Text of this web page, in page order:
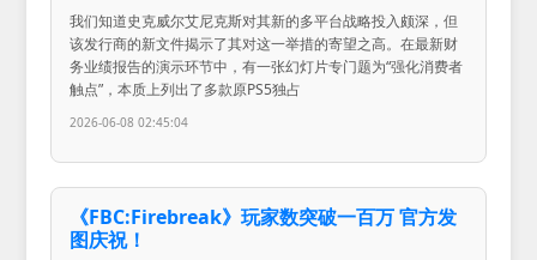
我们知道史克威尔艾尼克斯对其新的多平台战略投入颇深，但
该发行商的新文件揭示了其对这一举措的寄望之高。在最新财
务业绩报告的演示环节中，有一张幻灯片专门题为“强化消费者
触点”，本质上列出了多款原PS5独占
2026-06-08 02:45:04
《FBC:Firebreak》玩家数突破一百万 官方发
图庆祝！